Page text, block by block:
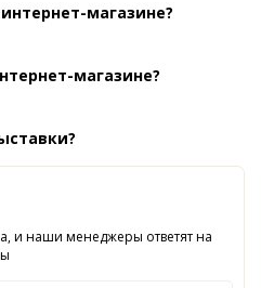
магазине?
магазине?
и наши менеджеры ответят на